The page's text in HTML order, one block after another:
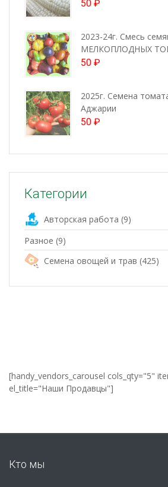
50 ₽
2023-24г. Смесь
МЕЛКОПЛОДНЫХ
50 ₽
2025г. Семена
Аджарии
50 ₽
Категории
Авторская работа (9)
Разное (9)
Семена овощей и трав (425)
[handy_vendors_carousel cols_qty="5"
el_title="Наши Продавцы"]
Кто мы